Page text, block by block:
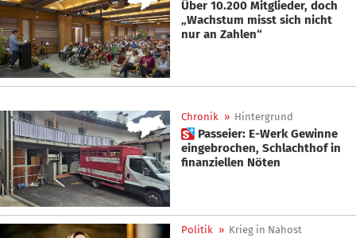
Über 10.200 Mitglieder, doch
„Wachstum misst sich nicht
nur an Zahlen“
Chronik » Hintergrund
 Passeier: E-Werk Gewinne
eingebrochen, Schlachthof in
finanziellen Nöten
Politik » Krieg in Nahost